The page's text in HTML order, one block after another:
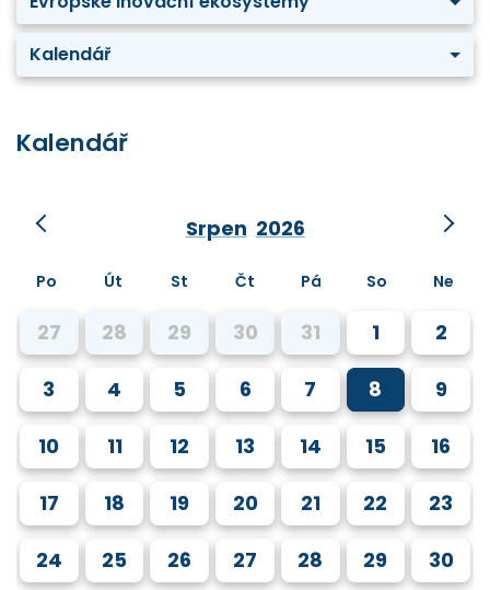
Kalendář
Kalendář
Srpen 2026
Po Út St Čt Pá So Ne
27 28 29 30 31 1 2
3 4 5 6 7 8 9
10 11 12 13 14 15 16
17 18 19 20 21 22 23
24 25 26 27 28 29 30